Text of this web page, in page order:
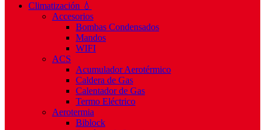
Climatización 💧
Accesorios
Bombas Condensados
Mandos
WIFI
ACS
Acumulador Aerotérmico
Caldera de Gas
Calentador de Gas
Termo Eléctrico
Aerotermia
Biblock